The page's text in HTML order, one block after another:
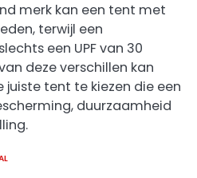
merk kan een tent met
terwijl een
een UPF van 30
deze verschillen kan
tent te kiezen die een
duurzaamheid